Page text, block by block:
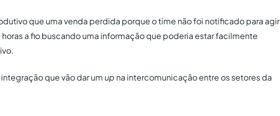
que uma venda perdida porque o time não foi notificado para agir
a fio buscando uma informação que poderia estar facilmente
que vão dar um up na intercomunicação entre os setores da